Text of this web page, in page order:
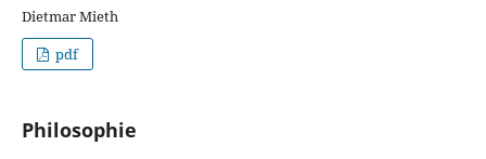
Dietmar Mieth
pdf
Philosophie